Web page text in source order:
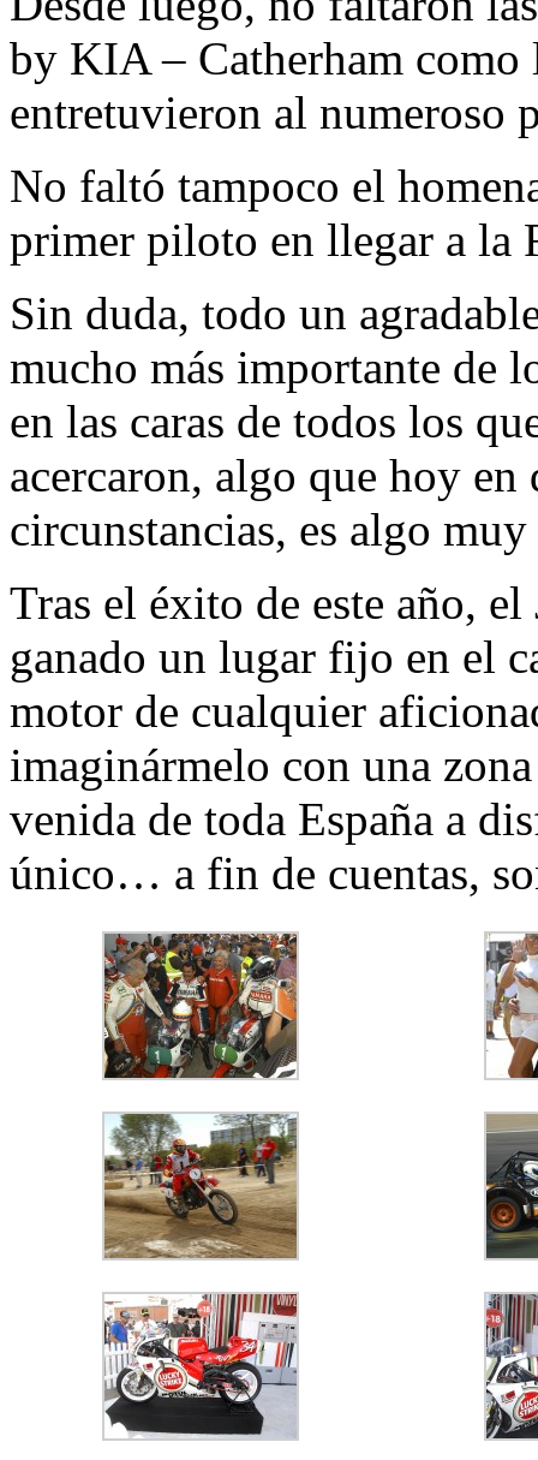
by KIA – Catherham
entretuvieron al numeroso
No faltó tampoco el
primer piloto en llegar a la
Sin duda, todo un
mucho más importante de
en las caras de todos los
acercaron, algo que hoy en
circunstancias, es algo muy
Tras el éxito de este año,
ganado un lugar fijo en el
motor de cualquier
imaginármelo con una
venida de toda España a
único… a fin de cuentas,